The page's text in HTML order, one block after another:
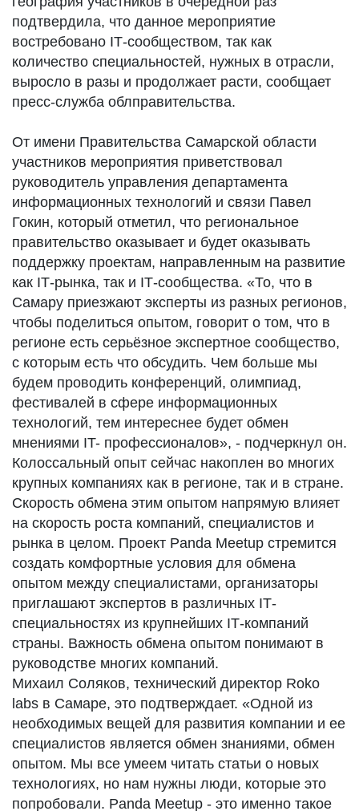
подтвердила, что данное мероприятие
востребовано IТ-сообществом, так как
количество специальностей, нужных в отрасли,
выросло в разы и продолжает расти, сообщает
пресс-служба облправительства.
От имени Правительства Самарской области
участников мероприятия приветствовал
руководитель управления департамента
информационных технологий и связи Павел
Гокин, который отметил, что региональное
правительство оказывает и будет оказывать
поддержку проектам, направленным на развитие
как IТ-рынка, так и IТ-сообщества. «То, что в
Самару приезжают эксперты из разных регионов,
чтобы поделиться опытом, говорит о том, что в
регионе есть серьёзное экспертное сообщество,
с которым есть что обсудить. Чем больше мы
будем проводить конференций, олимпиад,
фестивалей в сфере информационных
технологий, тем интереснее будет обмен
мнениями IT- профессионалов», - подчеркнул он.
Колоссальный опыт сейчас накоплен во многих
крупных компаниях как в регионе, так и в стране.
Скорость обмена этим опытом напрямую влияет
на скорость роста компаний, специалистов и
рынка в целом. Проект Panda Meetup стремится
создать комфортные условия для обмена
опытом между специалистами, организаторы
приглашают экспертов в различных IТ-
специальностях из крупнейших IТ-компаний
страны. Важность обмена опытом понимают в
руководстве многих компаний.
Михаил Соляков, технический директор Roko
labs в Самаре, это подтверждает. «Одной из
необходимых вещей для развития компании и ее
специалистов является обмен знаниями, обмен
опытом. Мы все умеем читать статьи о новых
технологиях, но нам нужны люди, которые это
попробовали. Panda Meetup - это именно такое